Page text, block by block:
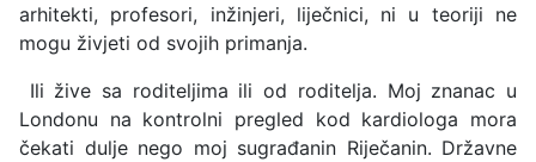
arhitekti, profesori, inžinjeri, liječnici, ni u teoriji ne
mogu živjeti od svojih primanja.
Ili žive sa roditeljima ili od roditelja. Moj znanac u
Londonu na kontrolni pregled kod kardiologa mora
čekati dulje nego moj sugrađanin Riječanin. Državne